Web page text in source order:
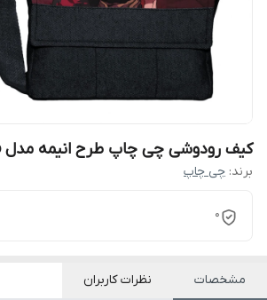
کیف رودوشی چی چاپ طرح انیمه مدل Dororo
برند: چی چاپ
0
مشخصات نظرات کاربران